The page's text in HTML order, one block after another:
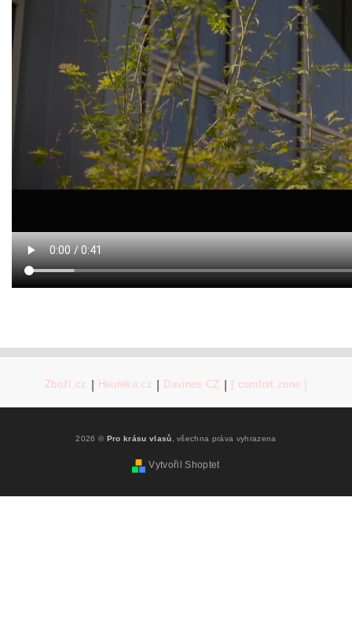
Zboží.cz Heureka.cz Davines CZ [ comfort zone ]
2026 © Pro krásu vlasů, všechna práva vyhrazena
Vytvořil Shoptet